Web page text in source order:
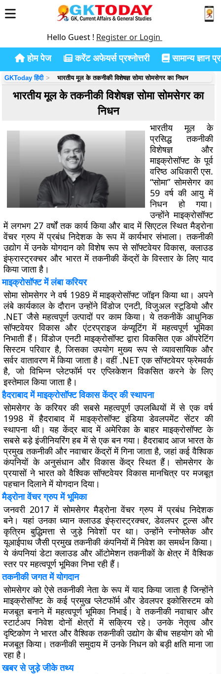
Hello Guest ! Register or Login
होम पेज करेंट अफेयर्स प्रश्नोत्तरी सामान्य ज्ञान
GKToday हिंदी भारतीय मूल के तकनीकी विशेषज्ञ सोमा सोमसेगर का निधन
भारतीय मूल के तकनीकी विशेषज्ञ सोमा सोमसेगर का
निधन
भारतीय मूल के
प्रसिद्ध तकनीकी
विशेषज्ञ और
माइक्रोसॉफ्ट के पूर्व
वरिष्ठ अधिकारी एस.
“सोमा” सोमसेगर का
59 वर्ष की आयु में
निधन हो गया।
उन्होंने माइक्रोसॉफ्ट
में लगभग 27 वर्षों तक कार्य किया और बाद में सिएटल स्थित मैड्रोना
वेंचर ग्रुप में प्रबंध निदेशक के रूप में कार्यभार संभाला। तकनीकी
उद्योग में उनके योगदान को विशेष रूप से सॉफ्टवेयर विकास, क्लाउड
इंफ्रास्ट्रक्चर और भारत में तकनीकी केंद्रों के विस्तार के लिए याद
किया जाता है।
माइक्रोसॉफ्ट में लंबा करियर
सोमा सोमसेगर ने वर्ष 1989 में माइक्रोसॉफ्ट जॉइन किया था। अपने
लंबे कार्यकाल के दौरान उन्होंने विंडोज एनटी, विजुअल स्टूडियो और
.NET जैसे महत्वपूर्ण उत्पादों पर काम किया। ये तकनीकें आधुनिक
सॉफ्टवेयर विकास और एंटरप्राइज कंप्यूटिंग में महत्वपूर्ण भूमिका
निभाती हैं। विंडोज एनटी माइक्रोसॉफ्ट द्वारा विकसित एक ऑपरेटिंग
सिस्टम परिवार है, जिसका उपयोग मुख्य रूप से व्यावसायिक और
सर्वर वातावरण में किया जाता है। वहीं .NET एक सॉफ्टवेयर फ्रेमवर्क
है, जो विभिन्न प्लेटफॉर्म पर एप्लिकेशन विकसित करने के लिए
इस्तेमाल किया जाता है।
हैदराबाद में माइक्रोसॉफ्ट विकास केंद्र की स्थापना
सोमसेगर के करियर की सबसे महत्वपूर्ण उपलब्धियों में से एक वर्ष
1998 में हैदराबाद में माइक्रोसॉफ्ट इंडिया डेवलपमेंट सेंटर की
स्थापना थी। यह केंद्र बाद में अमेरिका के बाहर माइक्रोसॉफ्ट के
सबसे बड़े इंजीनियरिंग हब में से एक बन गया। हैदराबाद आज भारत के
प्रमुख तकनीकी और नवाचार केंद्रों में गिना जाता है, जहां कई वैश्विक
कंपनियों के अनुसंधान और विकास केंद्र स्थित हैं। सोमसेगर के
प्रयासों ने भारत को वैश्विक सॉफ्टवेयर विकास मानचित्र पर मजबूत
पहचान दिलाने में योगदान दिया।
मैड्रोना वेंचर ग्रुप में भूमिका
जनवरी 2017 में सोमसेगर मैड्रोना वेंचर ग्रुप में प्रबंध निदेशक
बने। यहां उनका ध्यान क्लाउड इंफ्रास्ट्रक्चर, डेवलपर टूल्स और
कृत्रिम बुद्धिमत्ता से जुड़े निवेशों पर था। उन्होंने स्नोफ्लेक और
यूआईपाथ जैसी प्रमुख तकनीकी कंपनियों में निवेश का समर्थन किया।
ये कंपनियां डेटा क्लाउड और ऑटोमेशन तकनीकों के क्षेत्र में वैश्विक
स्तर पर महत्वपूर्ण भूमिका निभा रही हैं।
तकनीकी जगत में योगदान
सोमसेगर को ऐसे तकनीकी नेता के रूप में याद किया जाता है जिन्होंने
माइक्रोसॉफ्ट के कई प्रमुख प्लेटफॉर्म और डेवलपर इकोसिस्टम को
मजबूत बनाने में महत्वपूर्ण भूमिका निभाई। वे तकनीकी नवाचार और
स्टार्टअप निवेश दोनों क्षेत्रों में सक्रिय रहे। उनके नेतृत्व और
दृष्टिकोण ने भारत और वैश्विक तकनीकी उद्योग के बीच सहयोग को भी
मजबूत किया। तकनीकी समुदाय में उनके निधन को बड़ी क्षति माना जा
रहा है।
खबर से जुड़े जीके तथ्य